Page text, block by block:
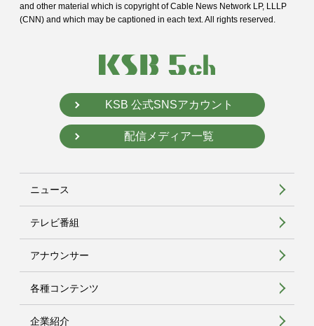
and other material which is copyright of Cable News Network LP, LLLP
(CNN) and which may be captioned in each text. All rights reserved.
KSB 公式SNSアカウント
配信メディア一覧
ニュース
テレビ番組
アナウンサー
各種コンテンツ
企業紹介